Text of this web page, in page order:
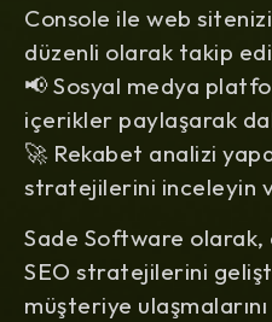
Console ile web
düzenli olarak takip
📢Sosyal medya
içerikler paylaşarak
🚀 Rekabet analizi
stratejilerini inceleyin
Sade Software
SEO stratejilerini
müşteriye